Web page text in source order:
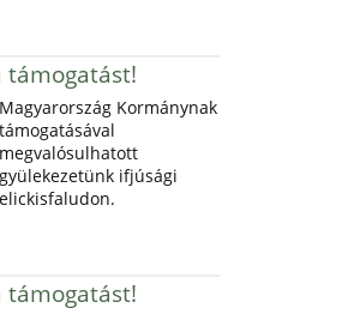
támogatást!
Magyarország Kormánynak
támogatásával
megvalósulhatott
gyülekezetünk ifjúsági
támogatást!